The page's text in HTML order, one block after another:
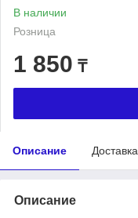
В наличии
Розница
1 850 ₸
Описание Доставка
Описание